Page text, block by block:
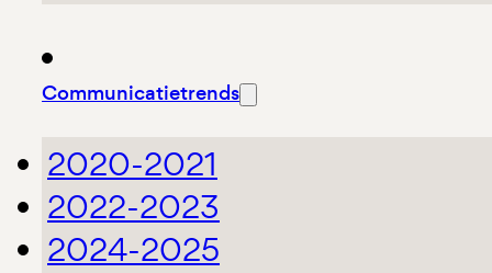
Communicatietrends
2020-2021
2022-2023
2024-2025